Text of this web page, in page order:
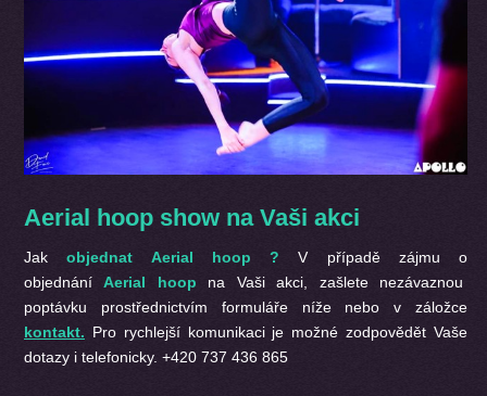
Aerial hoop show na Vaši akci
Jakobjednat Aerial hoop ? V případě zájmu o
objednání Aerial hoop na Vaši akci, zašlete nezávaznou
poptávku prostřednictvím formuláře níže nebo v záložce
kontakt. Pro rychlejší komunikaci je možné zodpovědět Vaše
dotazy i telefonicky. +420 737 436 865